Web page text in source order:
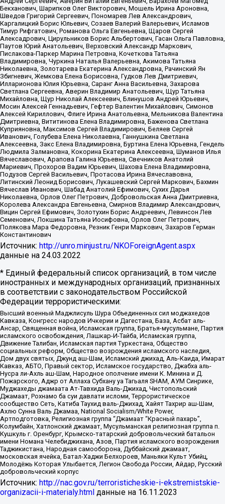
Бекханович, Шарипков Олег Викторович, Мошель Ирина Ароновна,
Шведов Григорий Сергеевич, Пономарев Лев Александрович,
Каргалицкий Борис Юльевич, Созаев Валерий Валерьевич, Исламов
Тимур Рифгатович, Романова Ольга Евгеньевна, Щаров Сергей
Алексадрович, Цирульников Борис Альбертович, Гасан Ольга Павловна,
Паутов Юрий Анатольевич, Верховский Александр Маркович,
Пислакова-Паркер Марина Петровна, Кочеткова Татьяна
Владимировна, Чуркина Наталья Валерьевна, Акимова Татьяна
Николаевна, Золотарева Екатерина Александровна, Рачинский Ян
Збигневич, Жемкова Елена Борисовна, Гудков Лев Дмитриевич,
Илларионова Юлия Юрьевна, Саранг Анна Васильевна, Захарова
Светлана Сергеевна, Аверин Владимир Анатольевич, Щур Татьяна
Михайловна, Щур Николай Алексеевич, Блинушов Андрей Юрьевич,
Мосин Алексей Геннадьевич, Гефтер Валентин Михайлович, Симонов
Алексей Кириллович, Флиге Ирина Анатольевна, Мельникова Валентина
Дмитриевна, Вититинова Елена Владимировна, Баженова Светлана
Куприяновна, Максимов Сергей Владимирович, Беляев Сергей
Иванович, Голубева Елена Николаевна, Ганнушкина Светлана
Алексеевна, Закс Елена Владимировна, Буртина Елена Юрьевна, Гендель
Людмила Залмановна, Кокорина Екатерина Алексеевна, Шуманов Илья
Вячеславович, Арапова Галина Юрьевна, Свечников Анатолий
Мариевич, Прохоров Вадим Юрьевич, Шахова Елена Владимировна,
Подузов Сергей Васильевич, Протасова Ирина Вячеславовна,
Литинский Леонид Борисович, Лукашевский Сергей Маркович, Бахмин
Вячеслав Иванович, Шабад Анатолий Ефимович, Сухих Дарья
Николаевна, Орлов Олег Петрович, Добровольская Анна Дмитриевна,
Королева Александра Евгеньевна, Смирнов Владимир Александрович,
Вицин Сергей Ефимович, Золотухин Борис Андреевич, Левинсон Лев
Семенович, Локшина Татьяна Иосифовна, Орлов Олег Петрович,
Полякова Мара Федоровна, Резник Генри Маркович, Захаров Герман
Константинович
Источник: http://unro.minjust.ru/NKOForeignAgent.aspx
данные на 24.03.2022
* Единый федеральный список организаций, в том числе
иностранных и международных организаций, признанных
в соответствии с законодательством Российской
Федерации террористическими:
Высший военный Маджлисуль Шура Объединенных сил моджахедов
Кавказа, Конгресс народов Ичкерии и Дагестана, База, Асбат аль-
Ансар, Священная война, Исламская группа, Братья-мусульмане, Партия
исламского освобождения, Лашкар-И-Тайба, Исламская группа,
Движение Талибан, Исламская партия Туркестана, Общество
социальных реформ, Общество возрождения исламского наследия,
Дом двух святых, Джунд аш-Шам, Исламский джихад, Аль-Каида, Имарат
Кавказ, АБТО, Правый сектор, Исламское государство, Джабха аль-
Нусра ли-Ахль аш-Шам, Народное ополчение имени К. Минина и Д.
Пожарского, Аджр от Аллаха Субхану уа Тагьаля SHAM, АУМ Синрике,
Муджахеды джамаата Ат-Тавхида Валь-Джихад, Чистопольский
Джамаат, Рохнамо ба суи давлати исломи, Террористическое
сообщество Сеть, Катиба Таухид валь-Джихад, Хайят Тахрир аш-Шам,
Ахлю Сунна Валь Джамаа, National Socialism/White Power,
Артподготовка, Религиозная группа “Джамаат “Красный пахарь”,
Колумбайн, Хатлонский джамаат, Мусульманская религиозная группа п.
Кушкуль г. Оренбург, Крымско-татарский добровольческий батальон
имени Номана Челебиджихана, Азов, Партия исламского возрождения
Таджикистана, Народная самооборона, Дуббайский джамаат,
московская ячейка, Батал-Хаджи Белхороев, Маньяки Культ Убийц,
Молодёжь Которая Улыбается, Легион Свобода России, Айдар, Русский
добровольческий корпус
Источник: http://nac.gov.ru/terroristicheskie-i-ekstremistskie-
organizacii-i-materialy.html данные на 16.11.2023